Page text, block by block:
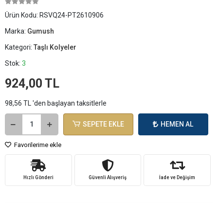
Ürün Kodu: RSVQ24-PT2610906
Marka: Gumush
Kategori: Taşlı Kolyeler
Stok: 3
924,00 TL
98,56 TL 'den başlayan taksitlerle
SEPETE EKLE HEMEN AL
Favorilerime ekle
Hızlı Gönderi Güvenli Alışveriş İade ve Değişim